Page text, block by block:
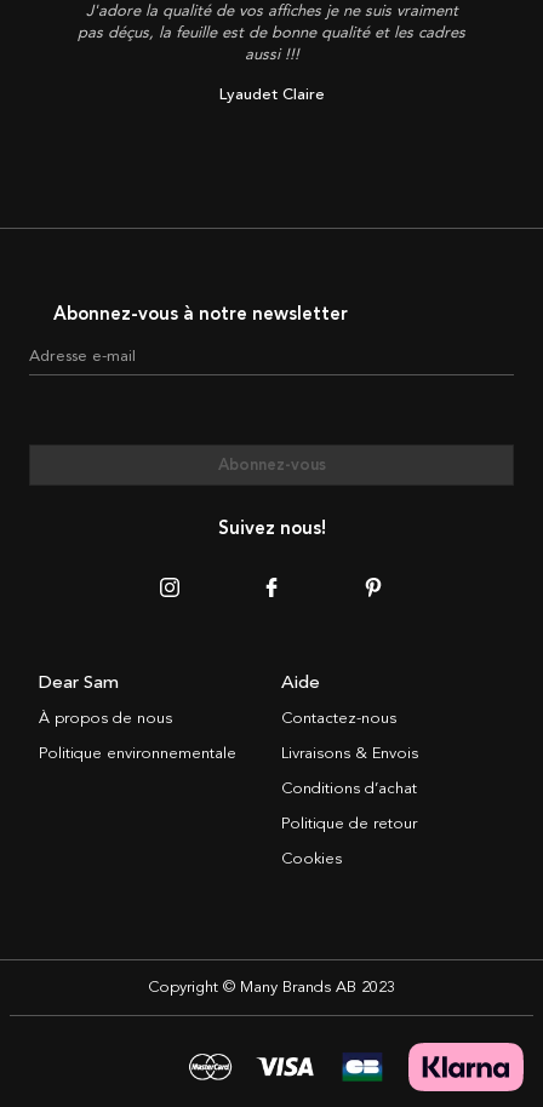
J'adore la qualité de vos affiches je ne suis vraiment
pas déçus, la feuille est de bonne qualité et les cadres
aussi !!!
Lyaudet Claire
Abonnez-vous à notre newsletter
Adresse e-mail
Abonnez-vous
Suivez nous!
Dear Sam
À propos de nous
Politique environnementale
Aide
Contactez-nous
Livraisons & Envois
Conditions d’achat
Politique de retour
Cookies
Copyright © Many Brands AB 2023